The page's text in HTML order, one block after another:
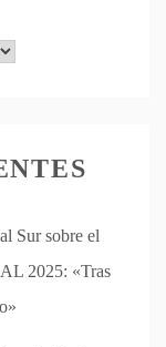
Sur sobre el
2025: «Tras